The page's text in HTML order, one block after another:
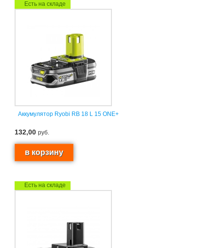
Есть на складе
Аккумулятор Ryobi RB 18 L 15 ONE+
132,00 руб.
Есть на складе